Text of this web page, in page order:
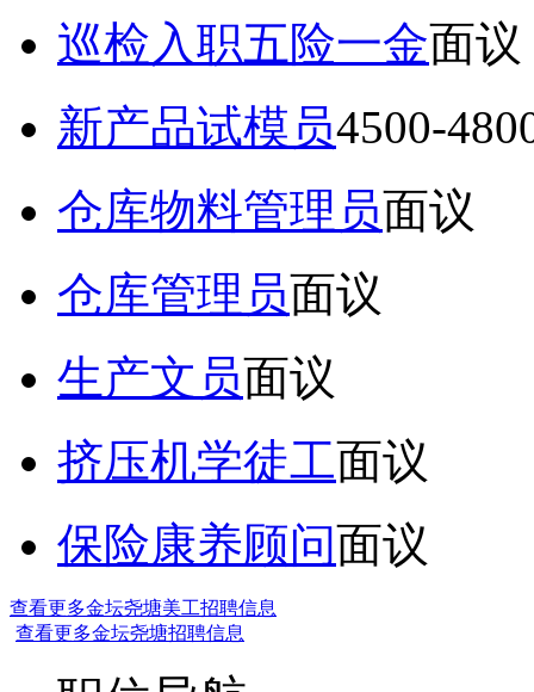
巡检入职五险一金面议
新产品试模员4500-
仓库物料管理员面议
仓库管理员面议
生产文员面议
挤压机学徒工面议
保险康养顾问面议
查看更多金坛尧塘美工招聘信息
查看更多金坛尧塘招聘信息